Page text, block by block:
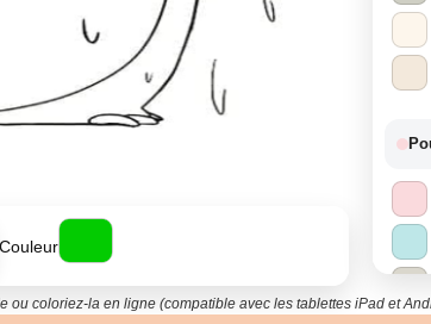
Couleur
ou coloriez-la en ligne (compatible avec les tablettes iPad et